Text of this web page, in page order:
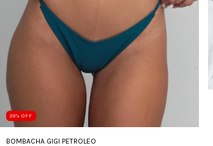
20% OFF
BOMBACHA GIGI PETROLEO